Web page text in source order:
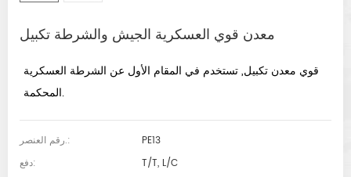
معدن قوي العسكرية الجيش والشرطة تكبيل
قوي معدن تكبيل, تستخدم في المقام الأول عن الشرطة العسكرية
المحكمة.
رقم العنصر.:
PE13
دفع:
T/T, L/C